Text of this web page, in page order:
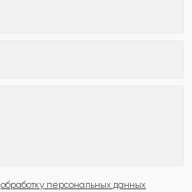
обработку персональных данных